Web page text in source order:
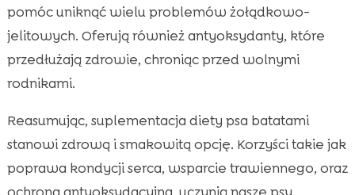
pomóc uniknąć wielu problemów żołądkowo-
jelitowych. Oferują również antyoksydanty, które
przedłużają zdrowie, chroniąc przed wolnymi
rodnikami.
Reasumując, suplementacja diety psa batatami
stanowi zdrową i smakowitą opcję. Korzyści takie jak
poprawa kondycji serca, wsparcie trawiennego, oraz